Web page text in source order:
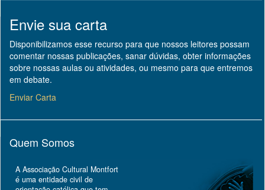
Envie sua carta
Disponibilizamos esse recurso para que nossos leitores possam
comentar nossas publicações, sanar dúvidas, obter informações
sobre nossas aulas ou atividades, ou mesmo para que entremos
em debate.
Enviar Carta
Quem Somos
A Associação Cultural Montfort
é uma entidade civil de